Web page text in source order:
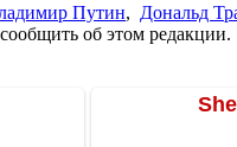
Путин, Дональд
об этом редакции.